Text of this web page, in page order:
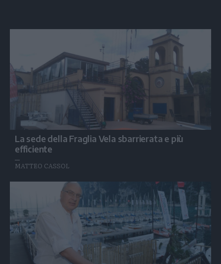
La sede della Fraglia Vela sbarrierata e più
efficiente
MATTEO CASSOL